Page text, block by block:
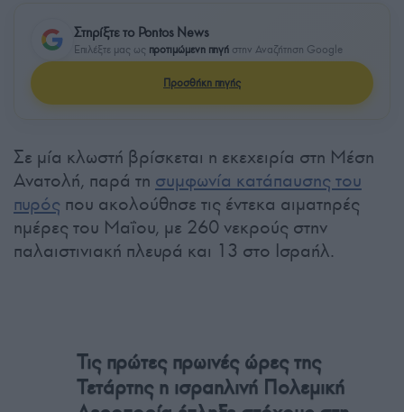
Στηρίξτε το Pontos News
Επιλέξτε μας ως προτιμώμενη πηγή στην Αναζήτηση Google
Προσθήκη πηγής
Σε μία κλωστή βρίσκεται η εκεχειρία στη Μέση
Ανατολή, παρά τη συμφωνία κατάπαυσης του
πυρός που ακολούθησε τις έντεκα αιματηρές
ημέρες του Μαΐου, με 260 νεκρούς στην
παλαιστινιακή πλευρά και 13 στο Ισραήλ.
Τις πρώτες πρωινές ώρες της
Τετάρτης η ισραηλινή Πολεμική